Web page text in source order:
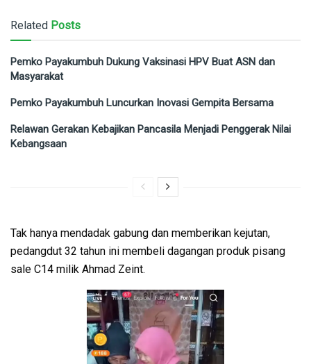
Related Posts
Pemko Payakumbuh Dukung Vaksinasi HPV Buat ASN dan
Masyarakat
Pemko Payakumbuh Luncurkan Inovasi Gempita Bersama
Relawan Gerakan Kebajikan Pancasila Menjadi Penggerak Nilai
Kebangsaan
Tak hanya mendadak gabung dan memberikan kejutan,
pedangdut 32 tahun ini membeli dagangan produk pisang
sale C14 milik Ahmad Zeint.